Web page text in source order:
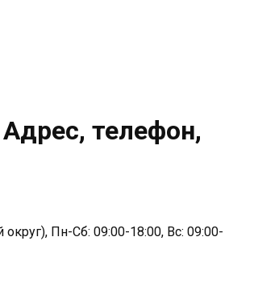
телефон,
Пн-Сб: 09:00-18:00, Вс: 09:00-